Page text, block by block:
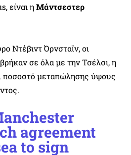
είναι ηΜάντσεστερ
Ντέβιντ Όρνσταϊν, οι
σε όλα με την Τσέλσι, η
ποσοστό μεταπώλησης ύψους
agreement
to sign